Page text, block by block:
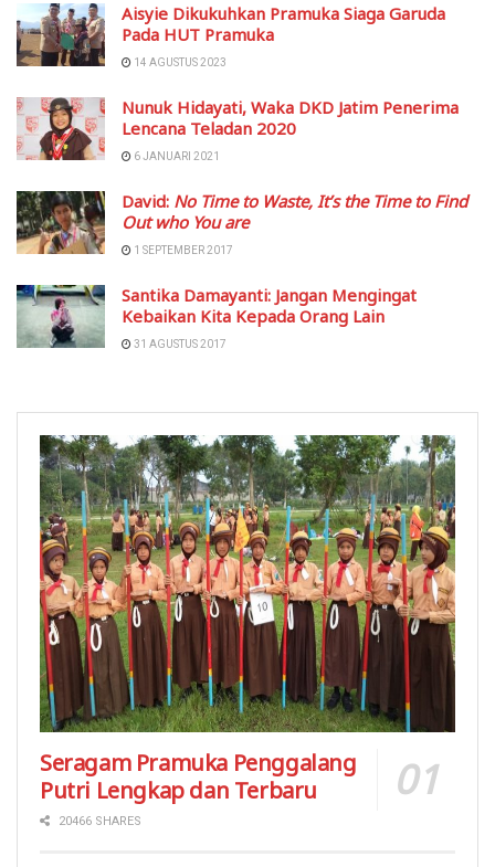
Aisyie Dikukuhkan Pramuka Siaga Garuda
Pada HUT Pramuka
14 AGUSTUS 2023
Nunuk Hidayati, Waka DKD Jatim Penerima
Lencana Teladan 2020
6 JANUARI 2021
David: No Time to Waste, It’s the Time to Find
Out who You are
1 SEPTEMBER 2017
Santika Damayanti: Jangan Mengingat
Kebaikan Kita Kepada Orang Lain
31 AGUSTUS 2017
Seragam Pramuka Penggalang
Putri Lengkap dan Terbaru
20466 SHARES